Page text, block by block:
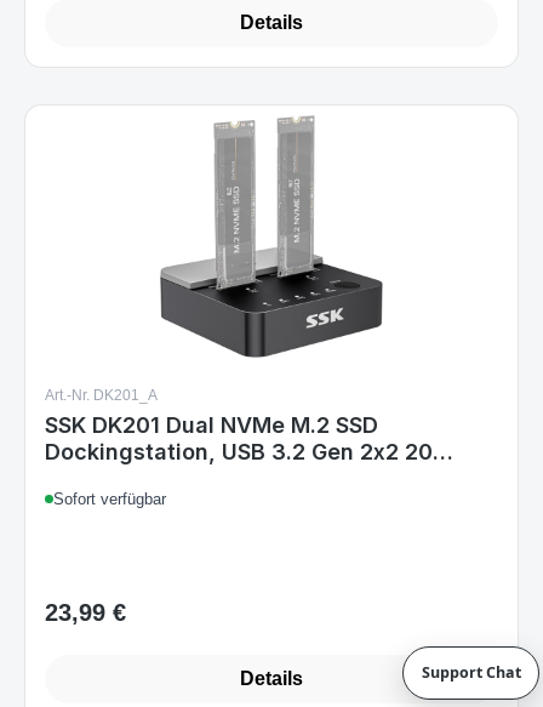
Details
Art.-Nr. DK201_A
SSK DK201 Dual NVMe M.2 SSD
Dockingstation, USB 3.2 Gen 2x2 20
M-Key & B+M, inkl. USB-C & USB-A Kabel,
Sofort verfügbar
Regulärer Preis:
23,99 €
Details Support Chat